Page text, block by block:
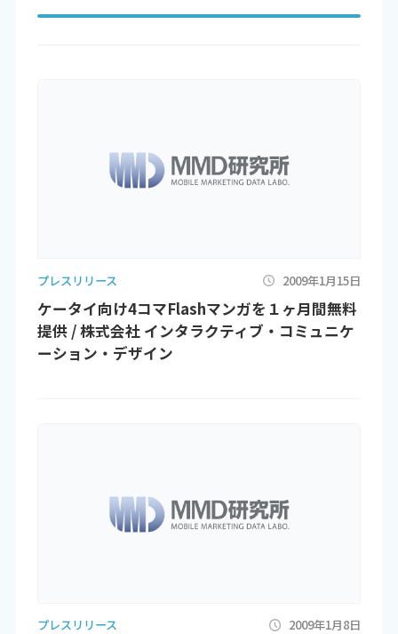
プレスリリース 2009年1月15日
ケータイ向け4コマFlashマンガを１ヶ月間無料
提供 / 株式会社 インタラクティブ・コミュニケ
ーション・デザイン
プレスリリース 2009年1月8日